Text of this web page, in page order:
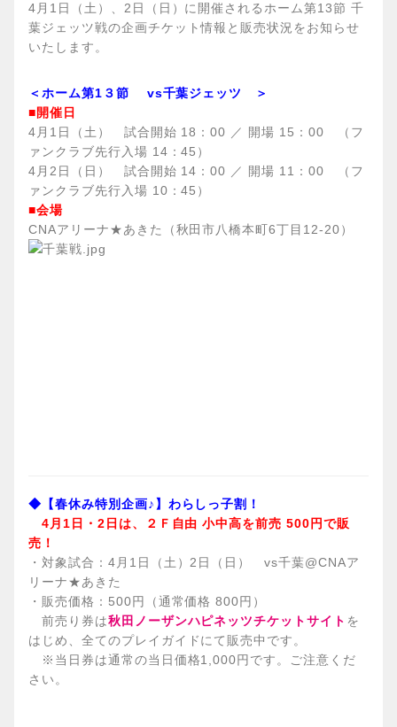
4月1日（土）、2日（日）に開催されるホーム第13節 千
葉ジェッツ戦の企画チケット情報と販売状況をお知らせ
いたします。
＜ホーム第1３節 vs千葉ジェッツ ＞
■開催日
4月1日（土） 試合開始 18：00 ／ 開場 15：00 （フ
ァンクラブ先行入場 14：45）
4月2日（日） 試合開始 14：00 ／ 開場 11：00 （フ
ァンクラブ先行入場 10：45）
■会場
CNAアリーナ★あきた（秋田市八橋本町6丁目12-20）
◆【春休み特別企画♪】わらしっ子割！
4月1日・2日は、２Ｆ自由 小中高を前売 500円で販
売！
・対象試合：4月1日（土）2日（日） vs千葉@CNAア
リーナ★あきた
・販売価格：500円（通常価格 800円）
前売り券は秋田ノーザンハピネッツチケットサイト を
はじめ、全てのプレイガイドにて販売中です。
※当日券は通常の当日価格1,000円です。ご注意くだ
さい。